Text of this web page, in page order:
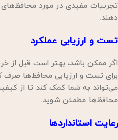
تجربیات مفیدی در مورد محافظ‌های
دهند.
تست و ارزیابی عملکرد
اگر ممکن باشد، بهتر است قبل از
برای تست و ارزیابی محافظ‌ها صرف
می‌تواند به شما کمک کند تا از
محافظ‌ها مطمئن شوید.
رعایت استانداردها